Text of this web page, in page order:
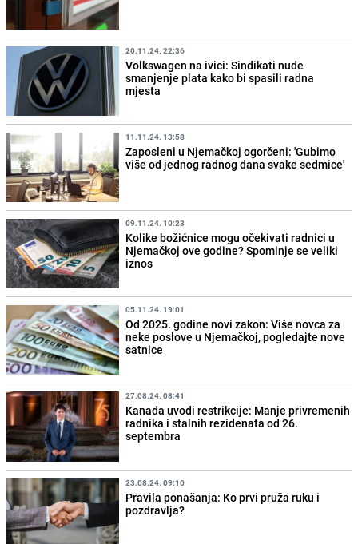
20.11.24. 22:36
Volkswagen na ivici: Sindikati nude
smanjenje plata kako bi spasili radna
mjesta
11.11.24. 13:58
Zaposleni u Njemačkoj ogorčeni: 'Gubimo
više od jednog radnog dana svake sedmice'
09.11.24. 10:23
Kolike božićnice mogu očekivati radnici u
Njemačkoj ove godine? Spominje se veliki
iznos
05.11.24. 19:01
Od 2025. godine novi zakon: Više novca za
neke poslove u Njemačkoj, pogledajte nove
satnice
27.08.24. 08:41
Kanada uvodi restrikcije: Manje privremenih
radnika i stalnih rezidenata od 26.
septembra
23.08.24. 09:10
Pravila ponašanja: Ko prvi pruža ruku i
pozdravlja?